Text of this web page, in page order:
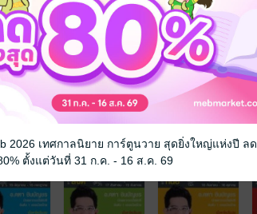
2026 เทศกาลนิยาย การ์ตูนวาย สุดยิ่งใหญ่แห่งปี ลด
ตั้งแต่วันที่ 31 ก.ค. - 16 ส.ค. 69